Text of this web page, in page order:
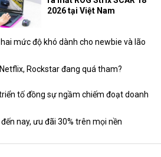
2026 tại Việt Nam
mức độ khó dành cho newbie và lão
Rockstar đang quá tham?
tố đồng sự ngầm chiếm đoạt doanh
nay, ưu đãi 30% trên mọi nền